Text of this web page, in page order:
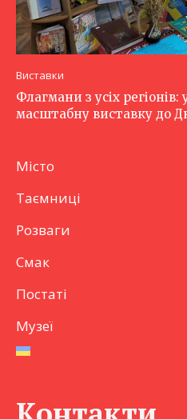
Виставки
Флагмани з усіх
масштабну виставку до
Місто
Таємниці
Розваги
Смак
Постаті
Музеї